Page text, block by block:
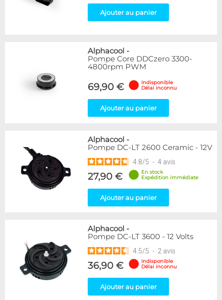
Ajouter au panier
Alphacool -
Pompe Core DDCzero 3300-
4800rpm PWM
69,90 €
Indisponible
Délai inconnu
Ajouter au panier
Alphacool -
Pompe DC-LT 2600 Ceramic - 12V
4.8/5 - 4 avis
27,90 €
En stock
Expédition immédiate
Ajouter au panier
Alphacool -
Pompe DC-LT 3600 - 12 Volts
4.5/5 - 2 avis
36,90 €
Indisponible
Délai inconnu
Ajouter au panier